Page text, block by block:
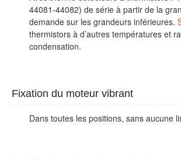
44081-44082) de série à partir de la
demande sur les grandeurs inférieures.
thermistors à d’autres températures et
condensation.
Fixation du moteur vibrant
Dans toutes les positions, sans aucune